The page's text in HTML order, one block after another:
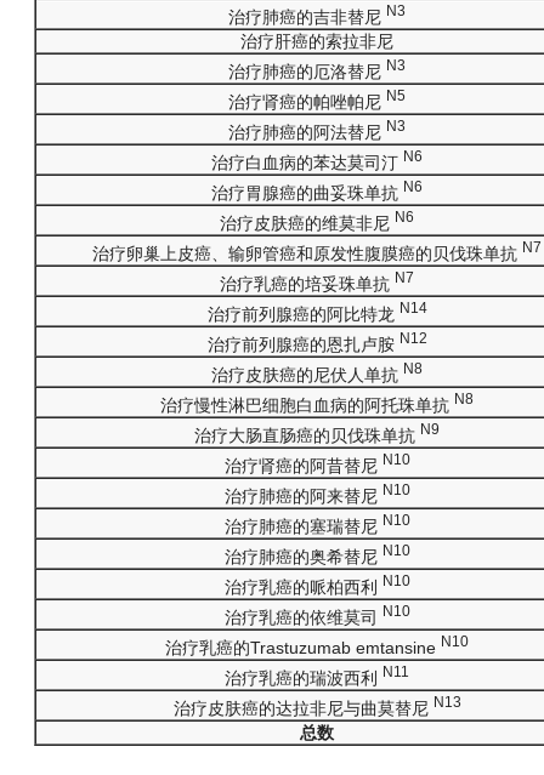
治疗肺癌的吉非替尼 N3
治疗肝癌的索拉非尼
治疗肺癌的厄洛替尼 N3
治疗肾癌的帕唑帕尼 N5
治疗肺癌的阿法替尼 N3
治疗白血病的苯达莫司汀 N6
治疗胃腺癌的曲妥珠单抗 N6
治疗皮肤癌的维莫非尼 N6
治疗卵巢上皮癌、输卵管癌和原发性腹膜癌的贝伐珠单抗 N7
治疗乳癌的培妥珠单抗 N7
治疗前列腺癌的阿比特龙 N14
治疗前列腺癌的恩扎卢胺 N12
治疗皮肤癌的尼伏人单抗 N8
治疗慢性淋巴细胞白血病的阿托珠单抗 N8
治疗大肠直肠癌的贝伐珠单抗 N9
治疗肾癌的阿昔替尼 N10
治疗肺癌的阿来替尼 N10
治疗肺癌的塞瑞替尼 N10
治疗肺癌的奥希替尼 N10
治疗乳癌的哌柏西利 N10
治疗乳癌的依维莫司 N10
治疗乳癌的Trastuzumab emtansine N10
治疗乳癌的瑞波西利 N11
治疗皮肤癌的达拉非尼与曲莫替尼 N13
总数